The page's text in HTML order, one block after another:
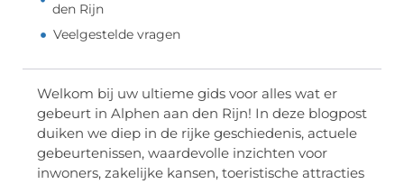
den Rijn
Veelgestelde vragen
Welkom bij uw ultieme gids voor alles wat er
gebeurt in Alphen aan den Rijn! In deze blogpost
duiken we diep in de rijke geschiedenis, actuele
gebeurtenissen, waardevolle inzichten voor
inwoners, zakelijke kansen, toeristische attracties